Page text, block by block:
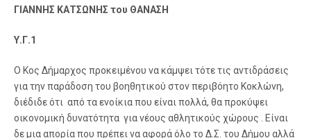
ΓΙΑΝΝΗΣ ΚΑΤΣΩΝΗΣ του ΘΑΝΑΣΗ
Υ.Γ.1
Ο Κος Δήμαρχος προκειμένου να κάμψει τότε τις αντιδράσεις
για την παράδοση του βοηθητικού στον περιβόητο Κοκλώνη,
διέδιδε ότι από τα ενοίκια που είναι πολλά, θα προκύψει
οικονομική δυνατότητα για νέους αθλητικούς χώρους . Είναι
δε μια απορία που πρέπει να αφορά όλο το Δ.Σ. του Δήμου αλλά